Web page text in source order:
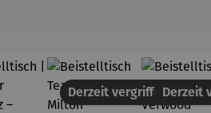
Derzeit vergriffenDerzeit